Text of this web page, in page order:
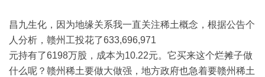
昌九生化，因为地缘关系我一直关注稀土概念，根据公告个
人分析，赣州工投花了633,696,971
元持有了6198万股，成本为10.22元。它买来这个烂摊子做
什么呢？赣州稀土要做大做强，地方政府也急着要赣州稀土